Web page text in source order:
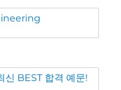
신 BEST 합격 예문!